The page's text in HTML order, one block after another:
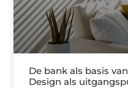
De bank als basis
Design als